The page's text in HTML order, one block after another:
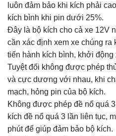
luôn đảm bảo khi kích phải
kích bình khi pin dưới 25%.
Đây là bộ kích cho cả xe 12V
cần xác định xem xe chúng
tiến hành kích bình, khởi động
Tuyệt đối không được phép
và cực dương với nhau, khi
mạch, hỏng pin của bộ kích.
Không được phép đề nổ quá
kích đề nổ quá 3 lần liên tục,
phút để giúp đảm bảo bộ kích.